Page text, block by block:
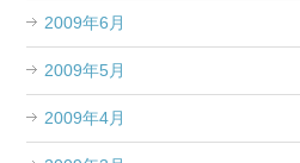
2009年6月
2009年5月
2009年4月